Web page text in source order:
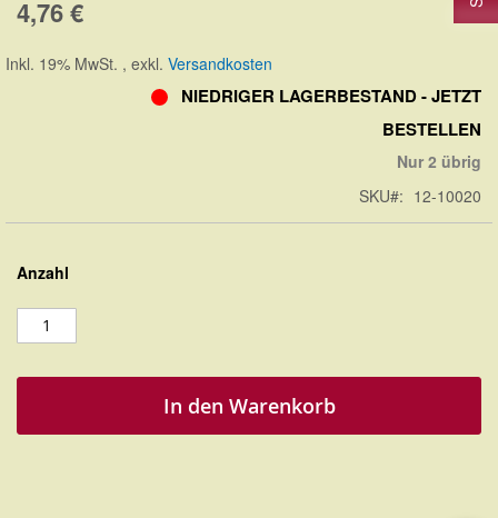
4,76 €
Inkl. 19% MwSt. , exkl. Versandkosten
NIEDRIGER LAGERBESTAND - JETZT
BESTELLEN
Nur 2 übrig
SKU
12-10020
Anzahl
In den Warenkorb